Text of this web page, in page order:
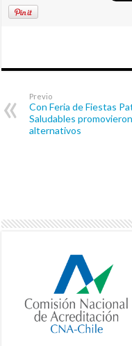
Previo
Con Feria de Fiestas
Saludables
alternativos